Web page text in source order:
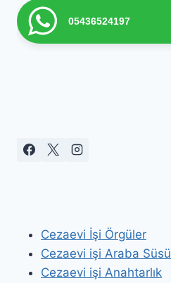
05436524197
Cezaevi İşi Örgüler
Cezaevi işi Araba Süsü
Cezaevi işi Anahtarlık